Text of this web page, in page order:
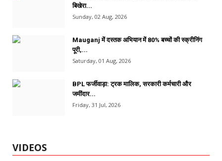
बिखेरा...
Sunday, 02 Aug, 2026
Mauganj में दस्तक अभियान में 80% बच्चों की स्क्रीनिंग
पूरी,...
Saturday, 01 Aug, 2026
BPL फर्जीवाड़ा: ट्रक मालिक, सरकारी कर्मचारी और
जमींदार...
Friday, 31 Jul, 2026
VIDEOS